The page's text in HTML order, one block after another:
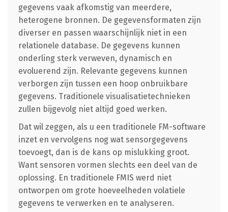
gegevens vaak afkomstig van meerdere,
heterogene bronnen. De gegevensformaten zijn
diverser en passen waarschijnlijk niet in een
relationele database. De gegevens kunnen
onderling sterk verweven, dynamisch en
evoluerend zijn. Relevante gegevens kunnen
verborgen zijn tussen een hoop onbruikbare
gegevens. Traditionele visualisatietechnieken
zullen bijgevolg niet altijd goed werken.
Dat wil zeggen, als u een traditionele FM-software
inzet en vervolgens nog wat sensorgegevens
toevoegt, dan is de kans op mislukking groot.
Want sensoren vormen slechts een deel van de
oplossing. En traditionele FMIS werd niet
ontworpen om grote hoeveelheden volatiele
gegevens te verwerken en te analyseren.